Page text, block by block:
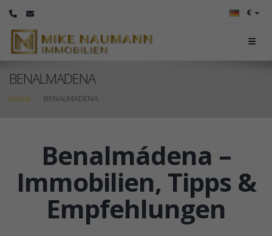
€
BENALMADENA
Home BENALMADENA
Benalmádena –
Immobilien, Tipps &
Empfehlungen